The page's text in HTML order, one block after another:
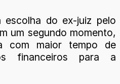
do ex-juiz pelo
um segundo momento,
com maior tempo de
financeiros para a